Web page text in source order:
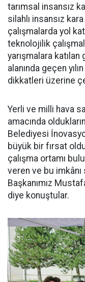
tarımsal insansız
silahlı insansız
çalışmalarda yol
teknolojilik
yarışmalara
alanında geçen
dikkatleri üzerine
Yerli ve milli hava
amacında
Belediyesi
büyük bir fırsat
çalışma ortamı
veren ve bu
Başkanımız
diye konuştular.